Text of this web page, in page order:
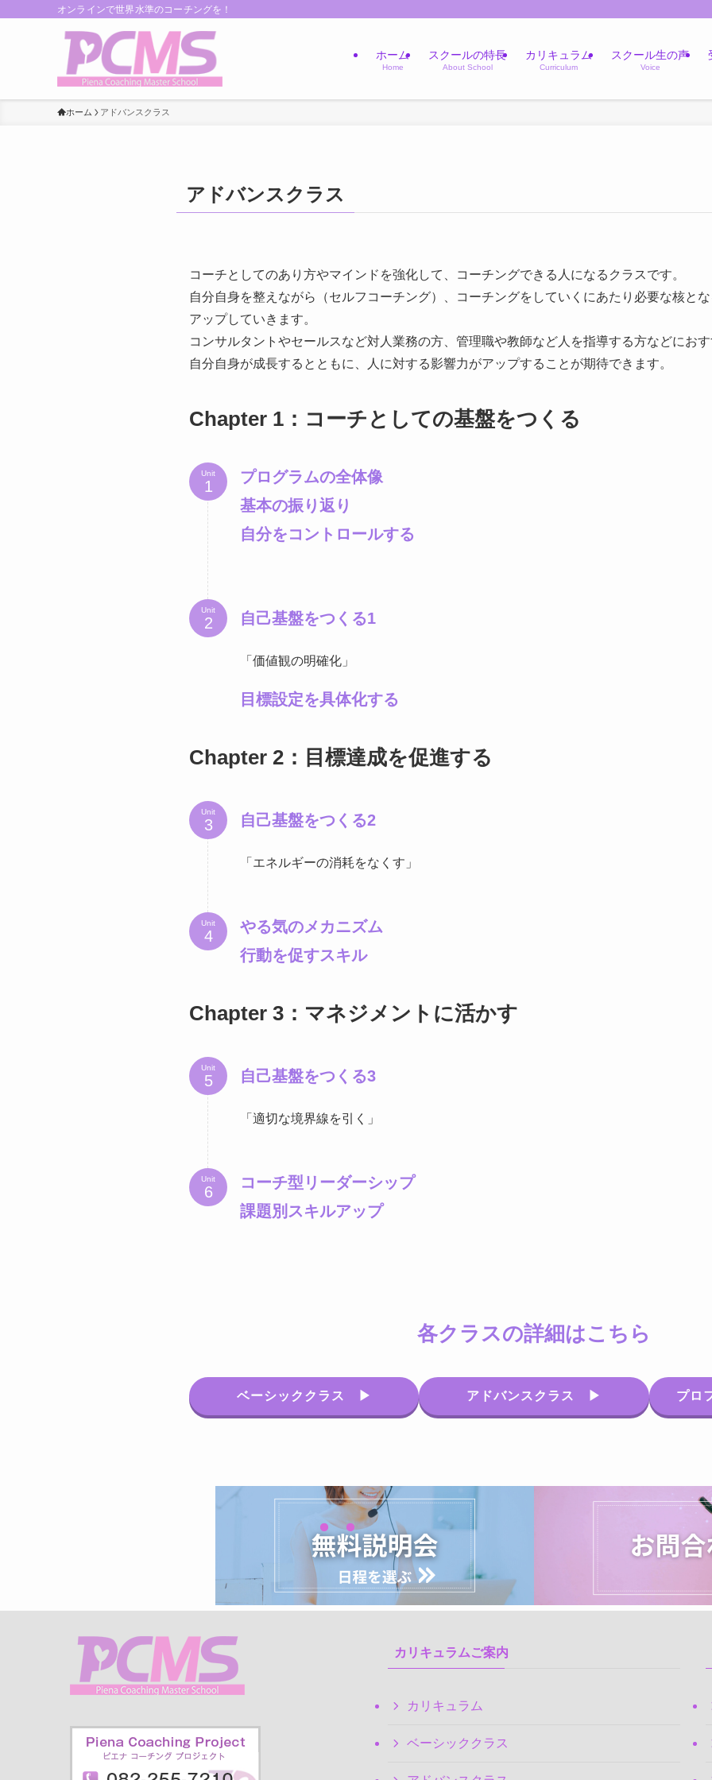
オンラインで世界水準のコーチングを！
ホーム
Home
スクールの特長
About School
カリキュラム
Curriculum
スクール生の声
Voice
ホーム アドバンスクラス
アドバンスクラス
コーチとしてのあり方やマインドを強化して、コーチングできる人になるクラスです。
自分自身を整えながら（セルフコーチング）、コーチングをしていくにあたり必要な核と
アップしていきます。
コンサルタントやセールスなど対人業務の方、管理職や教師など人を指導する方などにおす
自分自身が成長するとともに、人に対する影響力がアップすることが期待できます。
Chapter 1：コーチとしての基盤をつくる
Unit
プログラムの全体像
基本の振り返り
自分をコントロールする
Unit 自己基盤をつくる1
「価値観の明確化」
目標設定を具体化する
Chapter 2：目標達成を促進する
Unit 自己基盤をつくる2
「エネルギーの消耗をなくす」
Unit
やる気のメカニズム
行動を促すスキル
Chapter 3：マネジメントに活かす
Unit 自己基盤をつくる3
「適切な境界線を引く」
Unit
コーチ型リーダーシップ
課題別スキルアップ
各クラスの詳細はこちら
ベーシッククラス ▶ アドバンスクラス ▶ プロ
カリキュラムご案内
カリキュラム
ベーシッククラス